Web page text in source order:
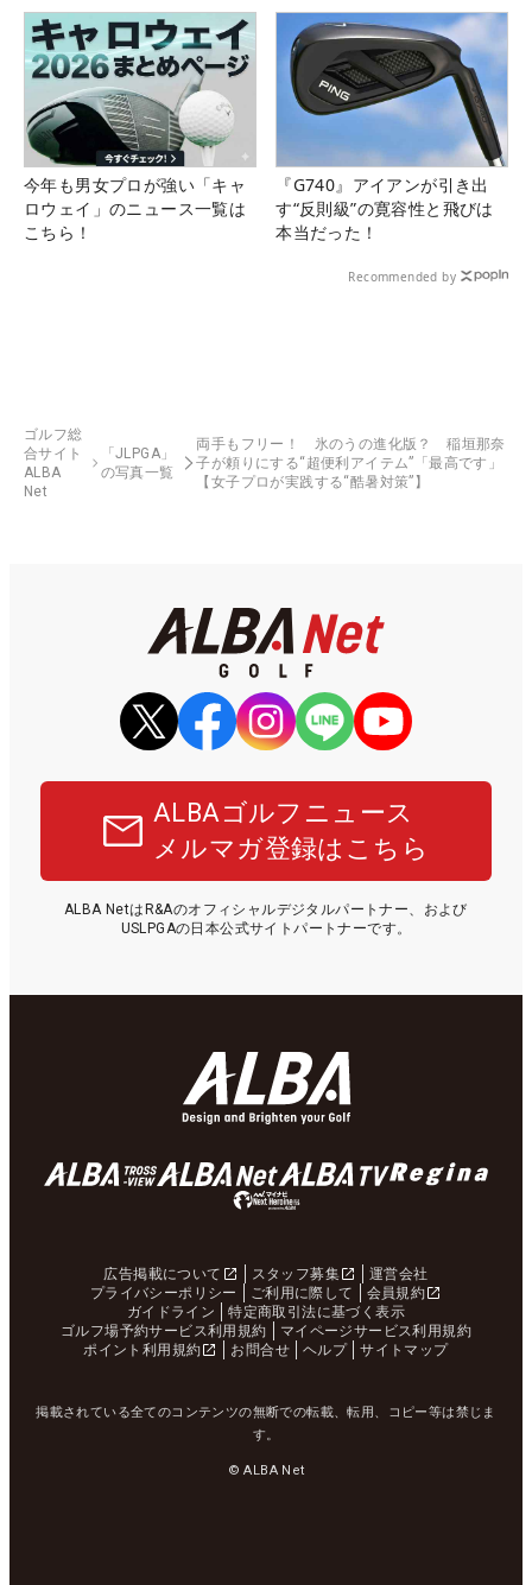
今年も男女プロが強い「キャ
ロウェイ」のニュース一覧は
こちら！
『G740』アイアンが引き出
す“反則級”の寛容性と飛びは
本当だった！
Recommended by
ゴルフ総
合サイト
ALBA
Net
「JLPGA」
の写真一覧
両手もフリー！ 氷のうの進化版？ 稲垣那奈
子が頼りにする“超便利アイテム”「最高です」
【女子プロが実践する“酷暑対策”】
ALBAゴルフニュース
メルマガ登録はこちら
ALBA NetはR&Aのオフィシャルデジタルパートナー、および
USLPGAの日本公式サイトパートナーです。
広告掲載について スタッフ募集
運営会社
プライバシーポリシー
ご利用に際して
会員規約
ガイドライン
特定商取引法に基づく表示
ゴルフ場予約サービス利用規約
マイページサービス利用規約
ポイント利用規約
お問合せ ヘルプ サイトマップ
掲載されている全てのコンテンツの無断での転載、転用、コピー等は禁じま
す。
© ALBA Net